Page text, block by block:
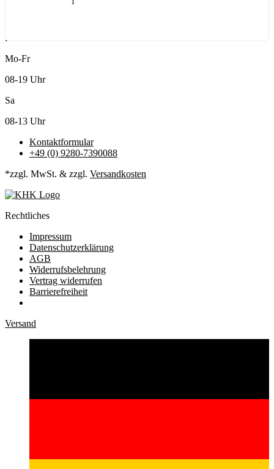
Kundenservice
Mo-Fr
08-19 Uhr
Sa
08-13 Uhr
Kontaktformular
+49 (0) 9280-7390088
*zzgl. MwSt. & zzgl. Versandkosten
Rechtliches
Impressum
Datenschutzerklärung
AGB
Widerrufsbelehrung
Vertrag widerrufen
Barrierefreiheit
Versand